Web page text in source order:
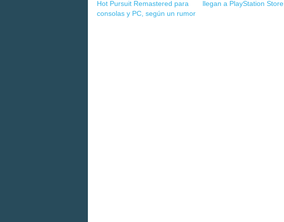
Hot Pursuit Remastered para
consolas y PC, según un rumor
llegan a PlayStation Store